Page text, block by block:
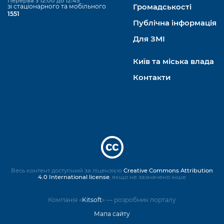
зі стаціонарного та мобільного
1551
Громадськості
Публічна інформація
Для ЗМІ
Київ та міська влада
Контакти
Компанія «Kitsoft» — розробник порталу
Мапа сайту
Весь контент доступний за ліцензією Creative Commons Attribution
4.0 International license, якщо не зазначено інше